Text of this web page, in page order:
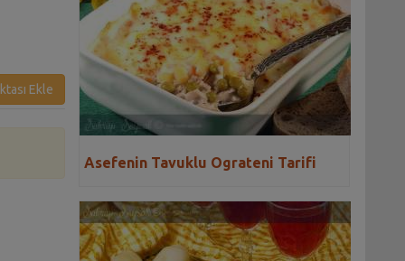
Ekle
Asefenin Tavuklu Ograteni Tarifi